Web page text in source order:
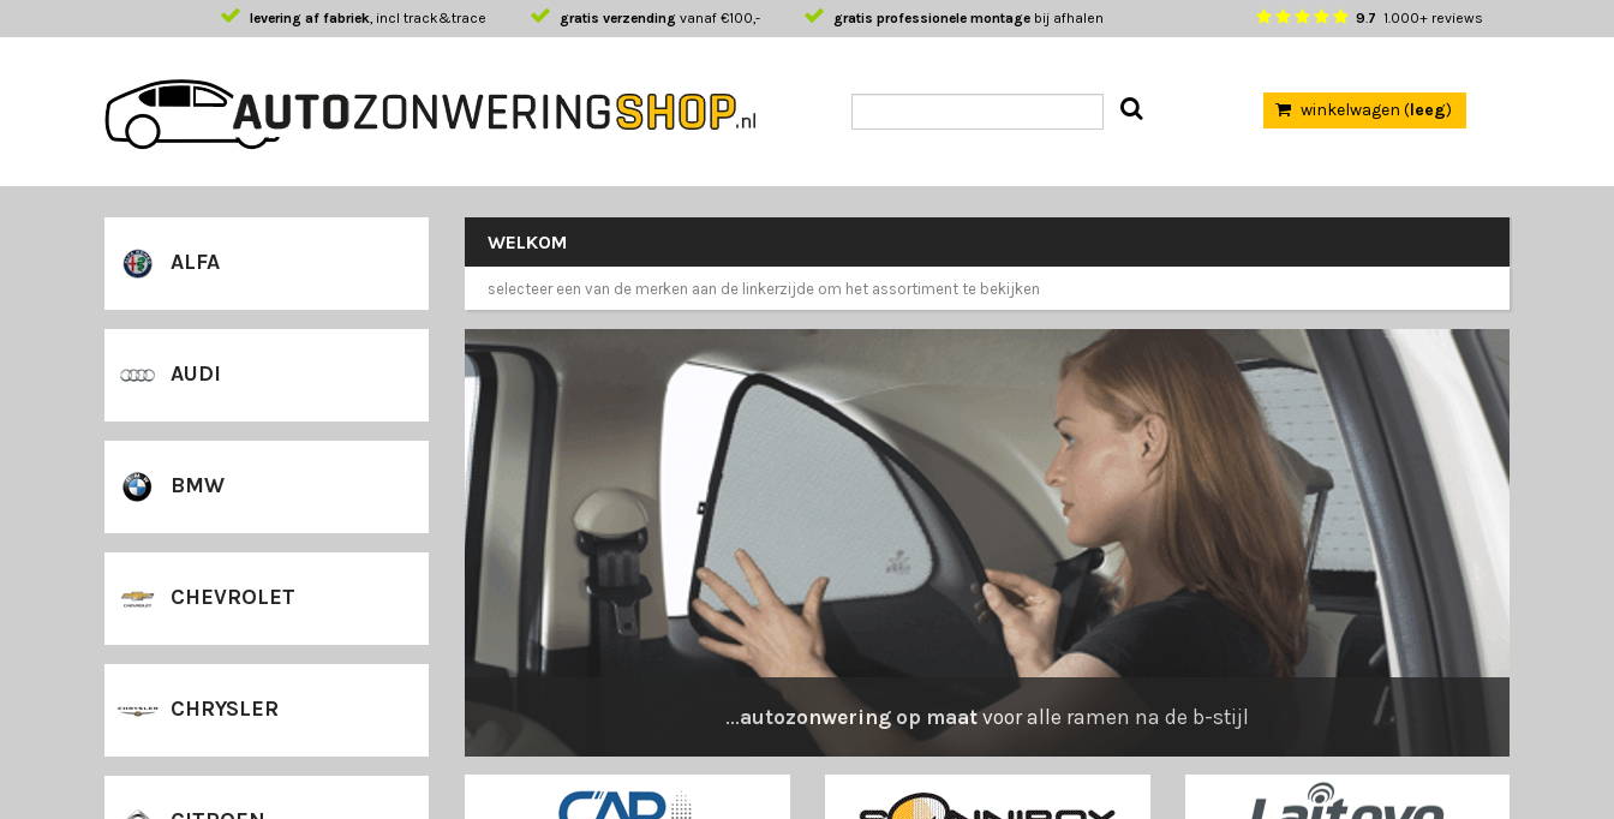
levering af fabriek, incl track&trace gratis verzending vanaf €100,- gratis professionele montage bij afhalen 9.7 1.000+ reviews
winkelwagen (leeg)
ALFA
AUDI
BMW
CHEVROLET
CHRYSLER
WELKOM
selecteer een van de merken aan de linkerzijde om het assortiment te bekijken
...autozonwering op maatvoor alle ramen na de b-stijl